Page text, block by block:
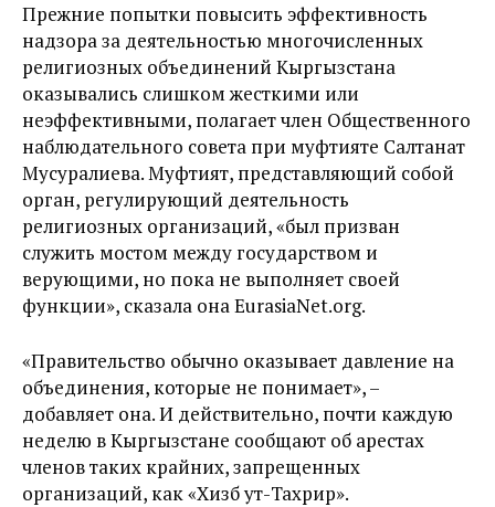
Прежние попытки повысить эффективность
надзора за деятельностью многочисленных
религиозных объединений Кыргызстана
оказывались слишком жесткими или
неэффективными, полагает член Общественного
наблюдательного совета при муфтияте Салтанат
Мусуралиева. Муфтият, представляющий собой
орган, регулирующий деятельность
религиозных организаций, «был призван
служить мостом между государством и
верующими, но пока не выполняет своей
функции», сказала она EurasiaNet.org.
«Правительство обычно оказывает давление на
объединения, которые не понимает», –
добавляет она. И действительно, почти каждую
неделю в Кыргызстане сообщают об арестах
членов таких крайних, запрещенных
организаций, как «Хизб ут-Тахрир».